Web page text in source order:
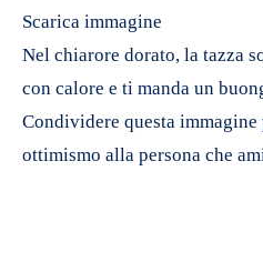
Scarica immagine
Nel chiarore dorato, la tazza
con calore e ti manda un
Condividere questa
ottimismo alla persona che